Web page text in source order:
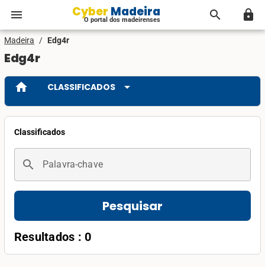
menu Cyber Madeira
O portal dos madeirenses search lock
Madeira / Edg4r
Edg4r
home CLASSIFICADOS arrow_drop_down
Classificados
search Palavra-chave
Pesquisar
Resultados : 0